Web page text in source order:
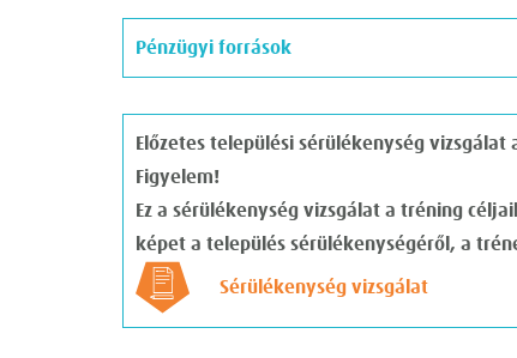
Pénzügyi források
Előzetes települési sérülékenység
Figyelem!
Ez a sérülékenység vizsgálat a tréning
képet a település sérülékenységéről, a
Sérülékenység vizsgálat